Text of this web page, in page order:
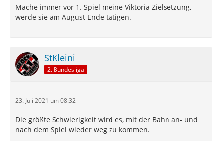
Mache immer vor 1. Spiel meine Viktoria Zielsetzung,
werde sie am August Ende tätigen.
StKleini
2. Bundesliga
23. Juli 2021 um 08:32
Die größte Schwierigkeit wird es, mit der Bahn an- und
nach dem Spiel wieder weg zu kommen.